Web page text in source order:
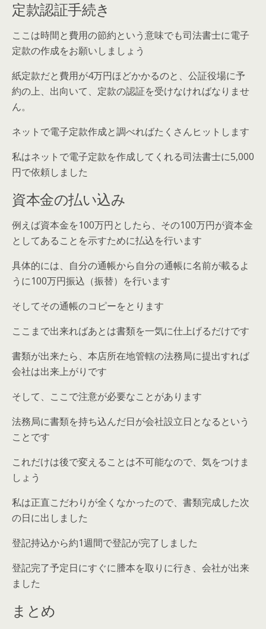
定款認証手続き
ここは時間と費用の節約という意味でも司法書士に電子
定款の作成をお願いしましょう
紙定款だと費用が4万円ほどかかるのと、公証役場に予
約の上、出向いて、定款の認証を受けなければなりませ
ん。
ネットで電子定款作成と調べればたくさんヒットします
私はネットで電子定款を作成してくれる司法書士に5,000
円で依頼しました
資本金の払い込み
例えば資本金を100万円としたら、その100万円が資本金
としてあることを示すために払込を行います
具体的には、自分の通帳から自分の通帳に名前が載るよ
うに100万円振込（振替）を行います
そしてその通帳のコピーをとります
ここまで出来ればあとは書類を一気に仕上げるだけです
書類が出来たら、本店所在地管轄の法務局に提出すれば
会社は出来上がりです
そして、ここで注意が必要なことがあります
法務局に書類を持ち込んだ日が会社設立日となるという
ことです
これだけは後で変えることは不可能なので、気をつけま
しょう
私は正直こだわりが全くなかったので、書類完成した次
の日に出しました
登記持込から約1週間で登記が完了しました
登記完了予定日にすぐに謄本を取りに行き、会社が出来
ました
まとめ